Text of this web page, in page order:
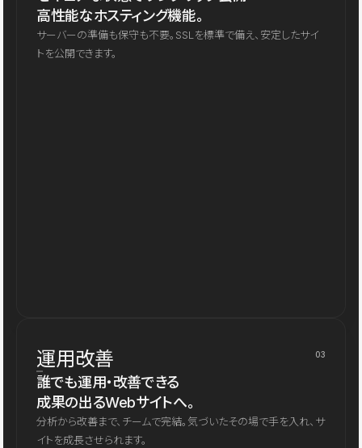
高性能なホスティング機能。
サーバーの準備も保守も不要。SSLを標準で備え、安定したサイ
トを公開できます。
運用改善 03
誰でも運用・改善できる
成果の出るWebサイトへ。
分析から改善まで、チームで完結。気づいたその場で手を入れ、サ
イトを成長させられます。